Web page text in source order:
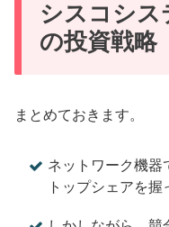
シスコシス
の投資戦略
まとめておきます。
ネットワーク機器
トップシェアを握